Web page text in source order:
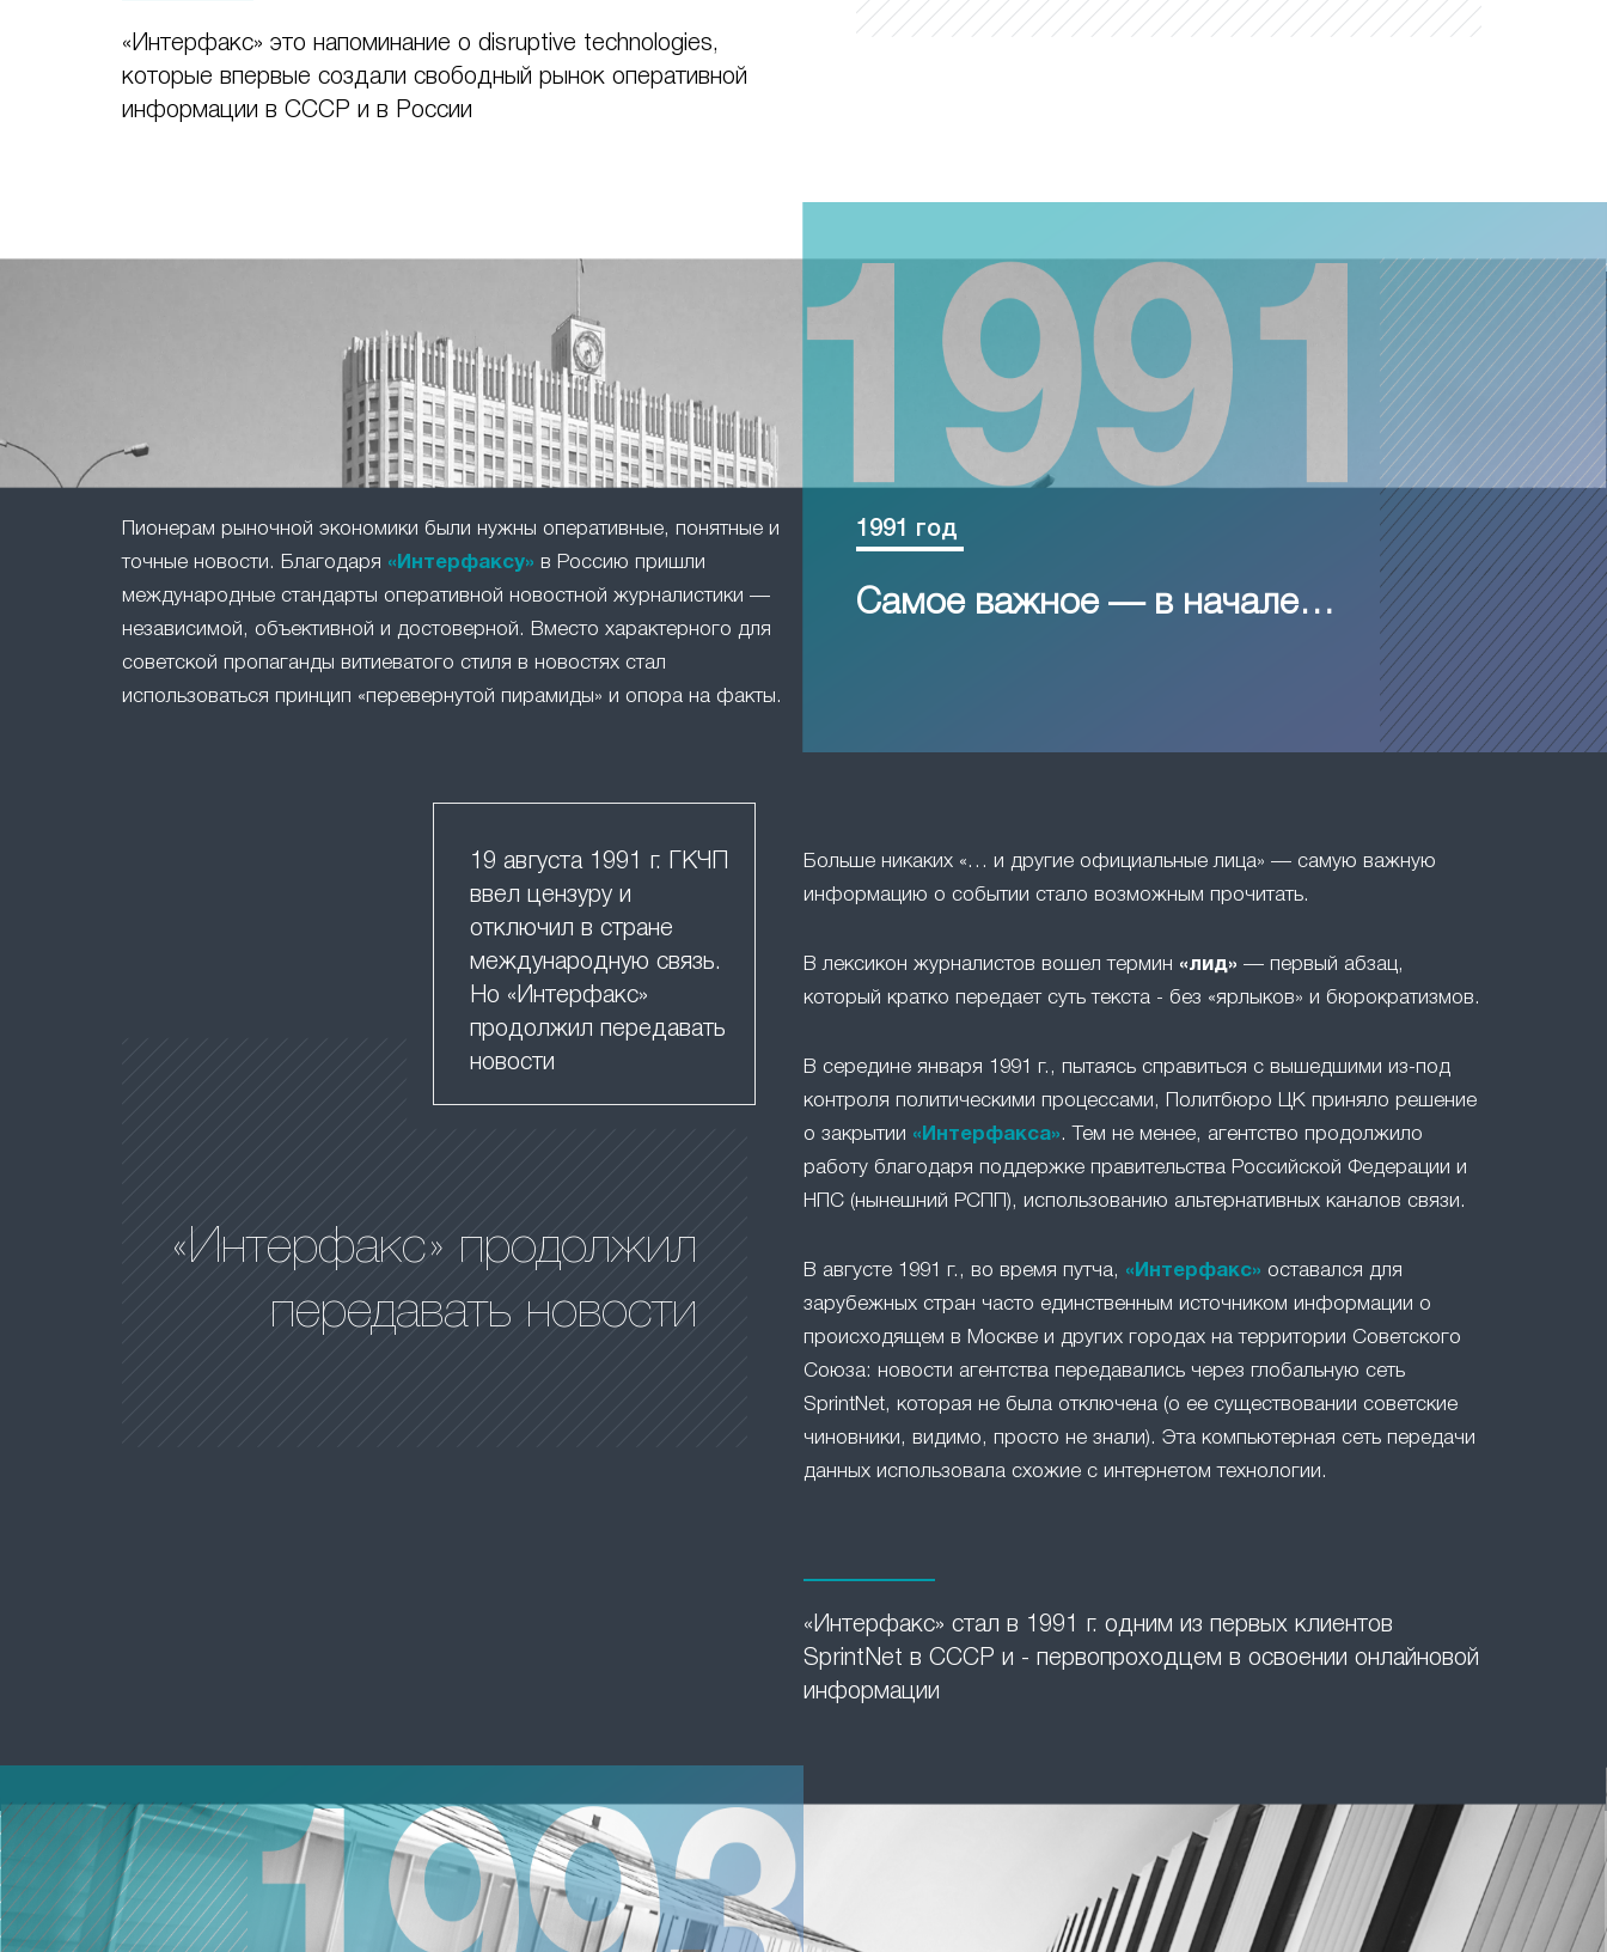
«Интерфакс» это напоминание о disruptive technologies,
которые впервые создали свободный рынок оперативной
информации в СССР и в России
Пионерам рыночной экономики были нужны оперативные, понятные и
точные новости. Благодаря «Интерфаксу» в Россию пришли
международные стандарты оперативной новостной журналистики —
независимой, объективной и достоверной. Вместо характерного для
советской пропаганды витиеватого стиля в новостях стал
использоваться принцип «перевернутой пирамиды» и опора на факты.
1991 год
Самое важное — в начале…
19 августа 1991 г. ГКЧП
ввел цензуру и
отключил в стране
международную связь.
Но «Интерфакс»
продолжил передавать
новости
«Интерфакс» продолжил
передавать новости
Больше никаких «… и другие официальные лица» — самую важную
информацию о событии стало возможным прочитать.
В лексикон журналистов вошел термин «лид» — первый абзац,
который кратко передает суть текста - без «ярлыков» и бюрократизмов.
В середине января 1991 г., пытаясь справиться с вышедшими из-под
контроля политическими процессами, Политбюро ЦК приняло решение
о закрытии «Интерфакса». Тем не менее, агентство продолжило
работу благодаря поддержке правительства Российской Федерации и
НПС (нынешний РСПП), использованию альтернативных каналов связи.
В августе 1991 г., во время путча, «Интерфакс» оставался для
зарубежных стран часто единственным источником информации о
происходящем в Москве и других городах на территории Советского
Союза: новости агентства передавались через глобальную сеть
SprintNet, которая не была отключена (о ее существовании советские
чиновники, видимо, просто не знали). Эта компьютерная сеть передачи
данных использовала схожие с интернетом технологии.
«Интерфакс» стал в 1991 г. одним из первых клиентов
SprintNet в СССР и - первопроходцем в освоении онлайновой
информации